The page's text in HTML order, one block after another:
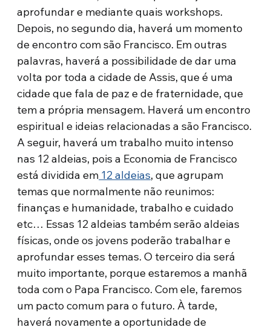
aprofundar e mediante quais workshops.
Depois, no segundo dia, haverá um momento
de encontro com são Francisco. Em outras
palavras, haverá a possibilidade de dar uma
volta por toda a cidade de Assis, que é uma
cidade que fala de paz e de fraternidade, que
tem a própria mensagem. Haverá um encontro
espiritual e ideias relacionadas a são Francisco.
A seguir, haverá um trabalho muito intenso
nas 12 aldeias, pois a Economia de Francisco
está dividida em 12 aldeias, que agrupam
temas que normalmente não reunimos:
finanças e humanidade, trabalho e cuidado
etc… Essas 12 aldeias também serão aldeias
físicas, onde os jovens poderão trabalhar e
aprofundar esses temas. O terceiro dia será
muito importante, porque estaremos a manhã
toda com o Papa Francisco. Com ele, faremos
um pacto comum para o futuro. À tarde,
haverá novamente a oportunidade de